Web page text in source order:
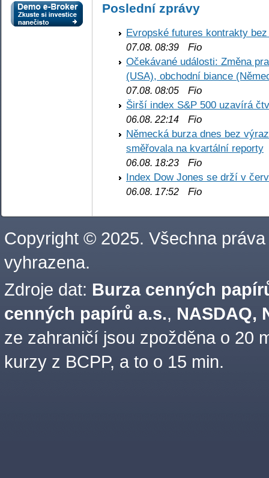
Poslední zprávy
Evropské futures kontrakty
07.08. 08:39 Fio
Očekávané události: Změna
(USA), obchodní biance
07.08. 08:05 Fio
Širší index S&P 500 uzavírá
06.08. 22:14 Fio
Německá burza dnes bez
směřovala na kvartální reporty
06.08. 18:23 Fio
Index Dow Jones se drží v
06.08. 17:52 Fio
Copyright © 2025. Všechna práva
vyhrazena.
Zdroje dat: Burza cenných
cenných papírů a.s., NASDAQ,
ze zahraničí jsou zpožděna o 20
kurzy z BCPP, a to o 15 min.